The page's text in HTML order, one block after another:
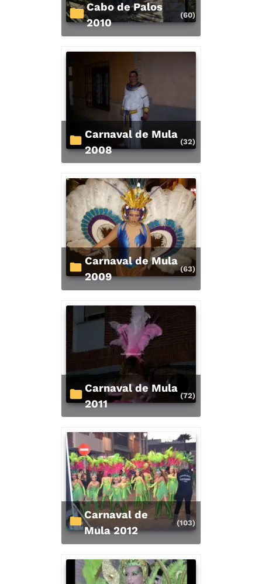
Cabo de Palos
2010
(60)
Carnaval de Mula
2008
(32)
Carnaval de Mula
2009
(63)
Carnaval de Mula
2011
(72)
Carnaval de
Mula 2012
(103)